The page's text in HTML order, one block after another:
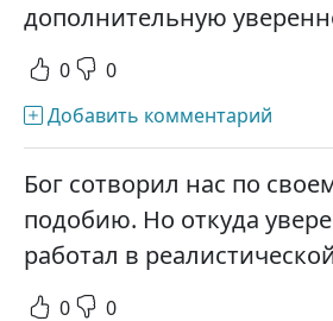
дополнительную
0 0
Добавить комментарий
Бог сотворил нас по
подобию. Но откуда
работал в
0 0